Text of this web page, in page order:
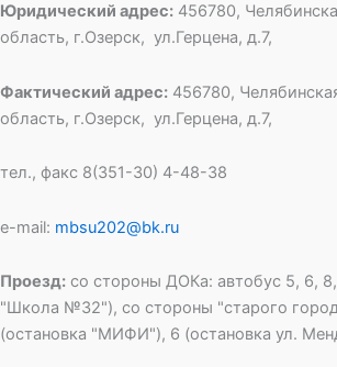
Юридический адрес: 456780,
область, г.Озерск, ул.Герцена, д.7,
Фактический адрес: 456780,
область, г.Озерск, ул.Герцена, д.7,
тел., факс 8(351-30) 4-48-38
e-mail: mbsu202@bk.ru
Проезд: со стороны ДОКа: автобус 5, 6, 8,
"Школа №32"), со стороны "старого
(остановка "МИФИ"), 6 (остановка ул.